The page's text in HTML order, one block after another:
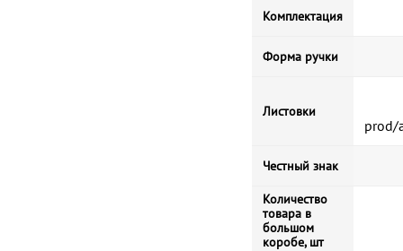
Комплектация
Форма ручки
Листовки
prod/
Честный знак
Количество
товара в
большом
коробе, шт